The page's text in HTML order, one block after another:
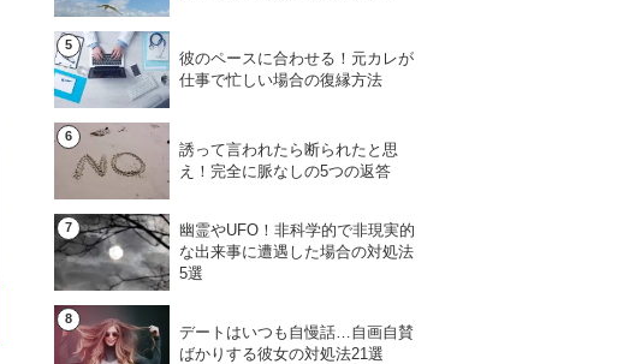
彼のペースに合わせる！元カレが
仕事で忙しい場合の復縁方法
誘って言われたら断られたと思
え！完全に脈なしの5つの返答
幽霊やUFO！非科学的で非現実的
な出来事に遭遇した場合の対処法
5選
デートはいつも自慢話…自画自賛
ばかりする彼女の対処法21選